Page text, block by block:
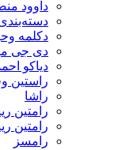
داوود
دکلمه
دی جی
دیاکو
راستین
راشا
رامتین
رامتین
رامسز